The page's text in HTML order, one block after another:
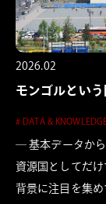
2026.02
モンゴルという
# DATA & KNOWLEDGE
― 基本データか
資源国としてだ
背景に注目を集